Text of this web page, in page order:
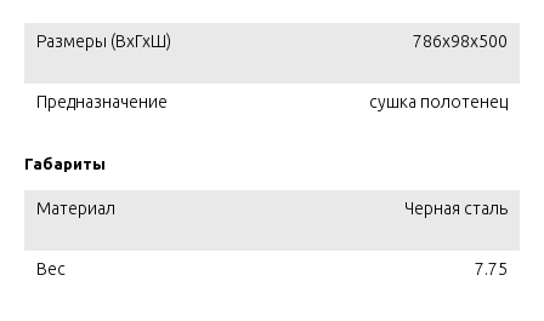
Размеры (ВхГхШ) 786x98x500
Предназначение сушка полотенец
Габариты
Материал Черная сталь
Вес 7.75